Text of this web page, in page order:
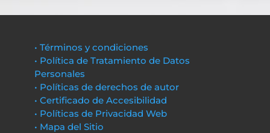
• Términos y condiciones
• Política de Tratamiento de Datos
Personales
• Políticas de derechos de autor
• Certificado de Accesibilidad
• Políticas de Privacidad Web
• Mapa del Sitio